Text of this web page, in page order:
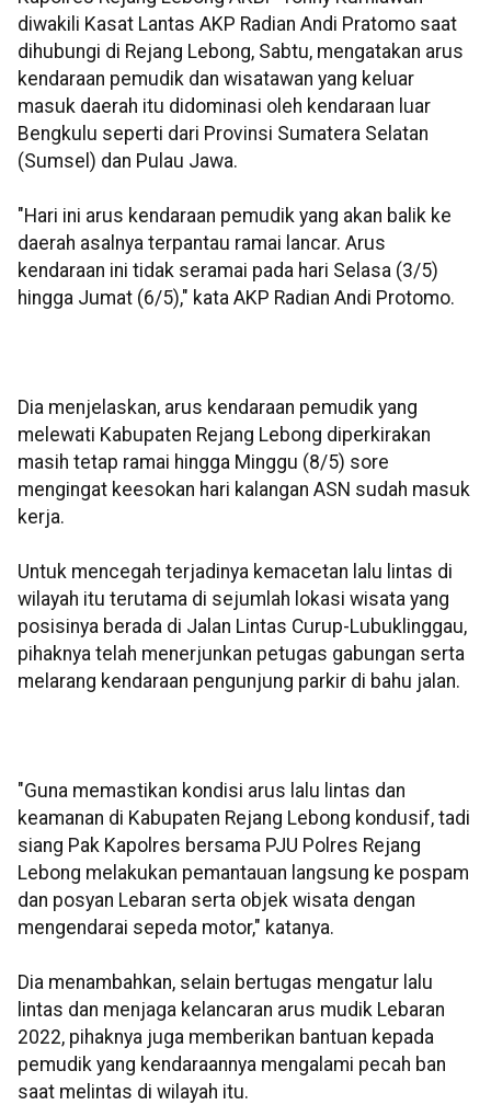
diwakili Kasat Lantas AKP Radian Andi Pratomo saat
dihubungi di Rejang Lebong, Sabtu, mengatakan arus
kendaraan pemudik dan wisatawan yang keluar
masuk daerah itu didominasi oleh kendaraan luar
Bengkulu seperti dari Provinsi Sumatera Selatan
(Sumsel) dan Pulau Jawa.
"Hari ini arus kendaraan pemudik yang akan balik ke
daerah asalnya terpantau ramai lancar. Arus
kendaraan ini tidak seramai pada hari Selasa (3/5)
hingga Jumat (6/5)," kata AKP Radian Andi Protomo.
Dia menjelaskan, arus kendaraan pemudik yang
melewati Kabupaten Rejang Lebong diperkirakan
masih tetap ramai hingga Minggu (8/5) sore
mengingat keesokan hari kalangan ASN sudah masuk
kerja.
Untuk mencegah terjadinya kemacetan lalu lintas di
wilayah itu terutama di sejumlah lokasi wisata yang
posisinya berada di Jalan Lintas Curup-Lubuklinggau,
pihaknya telah menerjunkan petugas gabungan serta
melarang kendaraan pengunjung parkir di bahu jalan.
"Guna memastikan kondisi arus lalu lintas dan
keamanan di Kabupaten Rejang Lebong kondusif, tadi
siang Pak Kapolres bersama PJU Polres Rejang
Lebong melakukan pemantauan langsung ke pospam
dan posyan Lebaran serta objek wisata dengan
mengendarai sepeda motor," katanya.
Dia menambahkan, selain bertugas mengatur lalu
lintas dan menjaga kelancaran arus mudik Lebaran
2022, pihaknya juga memberikan bantuan kepada
pemudik yang kendaraannya mengalami pecah ban
saat melintas di wilayah itu.